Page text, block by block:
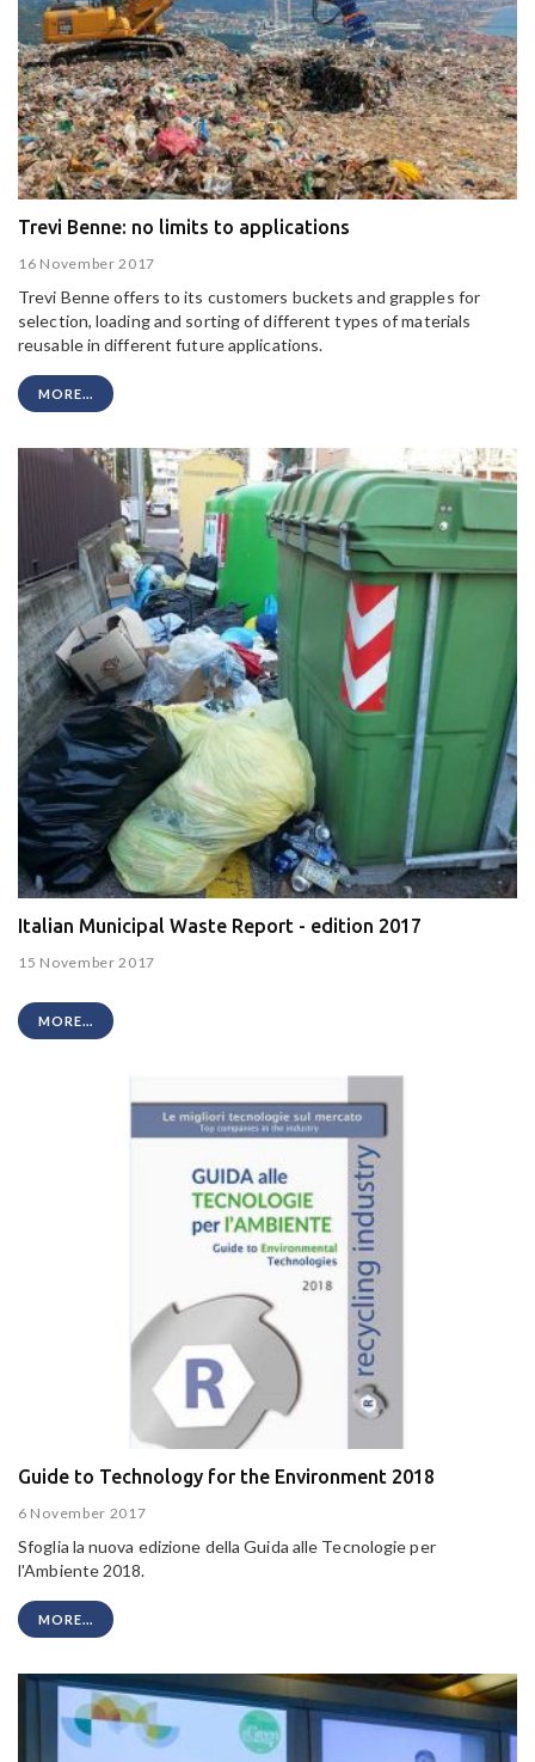
Trevi Benne: no limits to applications
16 November 2017
Trevi Benne offers to its customers buckets and grapples for
selection, loading and sorting of different types of materials
reusable in different future applications.
MORE...
Italian Municipal Waste Report - edition 2017
15 November 2017
MORE...
Guide to Technology for the Environment 2018
6 November 2017
Sfoglia la nuova edizione della Guida alle Tecnologie per
l'Ambiente 2018.
MORE...